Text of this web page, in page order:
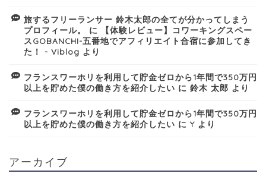
旅するフリーランサー 鈴木太郎の全てが分かってしまう
プロフィール。
に
【体験レビュー】コワーキングスペー
スGOBANCHI-五番地でアフィリエイト合宿に参加してき
た！ - Viblog より
フランスワーホリを利用して貯金ゼロから1年間で350万円
以上を貯めた僕の働き方を紹介したい に 鈴木 太郎 より
フランスワーホリを利用して貯金ゼロから1年間で350万円
以上を貯めた僕の働き方を紹介したい に Y より
アーカイブ